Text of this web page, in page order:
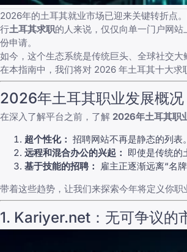
2026年的土耳其就业市场已迎来关键转折点
行土耳其求职的人来说，仅仅向单一门户网
份申请。
如今，这个生态系统是传统巨头、全球社交
在本指南中，我们将对 2026 年土耳其十大
2026年土耳其职业发展概况
在深入了解平台之前，了解 2026年土耳其职
超个性化： 招聘网站不再是静态的列
远程和混合办公的兴起： 即使是传统的
基于技能的招聘：
雇主正逐渐远离“名
带着这些趋势，让我们来探索今年将定义你职
1. Kariyer.net：无可争议的